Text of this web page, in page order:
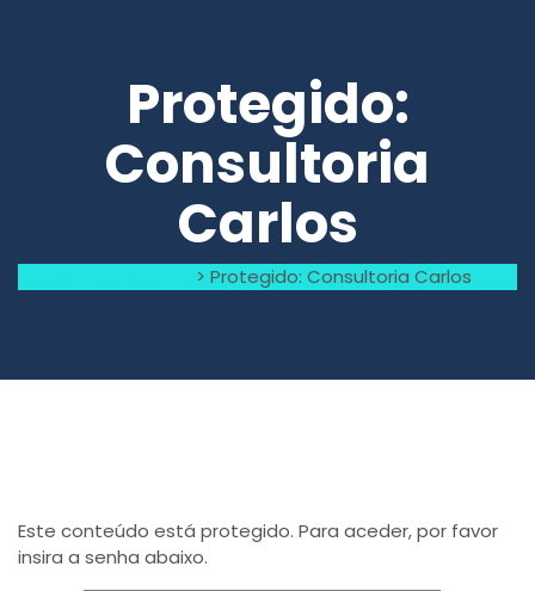
Protegido:
Consultoria
Carlos
> Protegido: Consultoria Carlos
Este conteúdo está protegido. Para aceder, por favor
insira a senha abaixo.